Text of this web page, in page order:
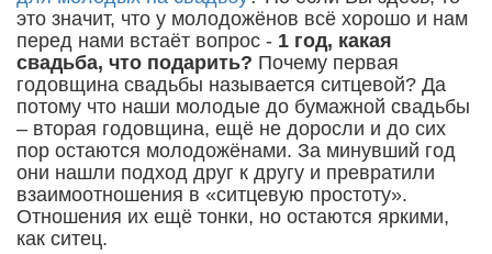
это значит, что у молодожёнов всё хорошо и нам
перед нами встаёт вопрос - 1 год, какая
свадьба, что подарить? Почему первая
годовщина свадьбы называется ситцевой? Да
потому что наши молодые до бумажной свадьбы
– вторая годовщина, ещё не доросли и до сих
пор остаются молодожёнами. За минувший год
они нашли подход друг к другу и превратили
взаимоотношения в «ситцевую простоту».
Отношения их ещё тонки, но остаются яркими,
как ситец.